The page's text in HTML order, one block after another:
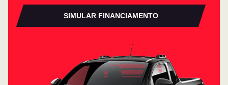
SIMULAR FINANCIAMENTO